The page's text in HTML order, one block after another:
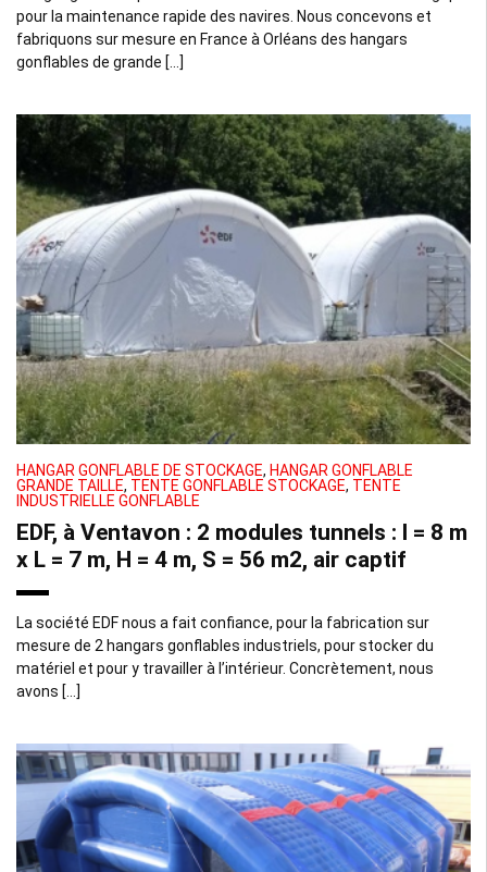
pour la maintenance rapide des navires. Nous concevons et
fabriquons sur mesure en France à Orléans des hangars
gonflables de grande […]
HANGAR GONFLABLE DE STOCKAGE, HANGAR GONFLABLE
GRANDE TAILLE, TENTE GONFLABLE STOCKAGE, TENTE
INDUSTRIELLE GONFLABLE
EDF, à Ventavon : 2 modules tunnels : l = 8 m
x L = 7 m, H = 4 m, S = 56 m2, air captif
La société EDF nous a fait confiance, pour la fabrication sur
mesure de 2 hangars gonflables industriels, pour stocker du
matériel et pour y travailler à l’intérieur. Concrètement, nous
avons […]